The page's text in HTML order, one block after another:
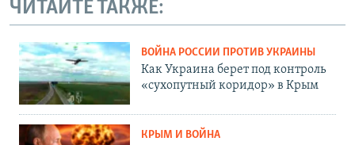
ЧИТАЙТЕ ТАКЖЕ:
ВОЙНА РОССИИ ПРОТИВ УКРАИНЫ
Как Украина берет под контроль
«сухопутный коридор» в Крым
КРЫМ И ВОЙНА